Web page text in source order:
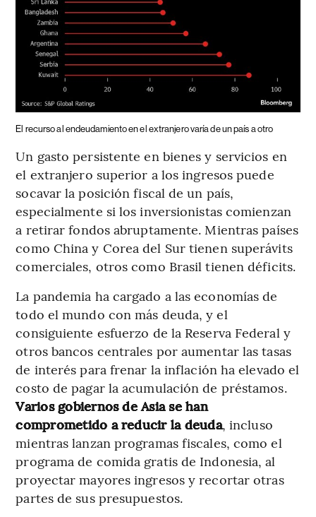
El recurso al endeudamiento en el extranjero varía de un país a otro
Un gasto persistente en bienes y servicios en
el extranjero superior a los ingresos puede
socavar la posición fiscal de un país,
especialmente si los inversionistas comienzan
a retirar fondos abruptamente. Mientras países
como China y Corea del Sur tienen superávits
comerciales, otros como Brasil tienen déficits.
La pandemia ha cargado a las economías de
todo el mundo con más deuda, y el
consiguiente esfuerzo de la Reserva Federal y
otros bancos centrales por aumentar las tasas
de interés para frenar la inflación ha elevado el
costo de pagar la acumulación de préstamos.
Varios gobiernos de Asia se han
comprometido a reducir la deuda, incluso
mientras lanzan programas fiscales, como el
programa de comida gratis de Indonesia, al
proyectar mayores ingresos y recortar otras
partes de sus presupuestos.